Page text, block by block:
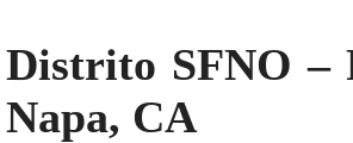
Distrito SFNO –
Napa, CA